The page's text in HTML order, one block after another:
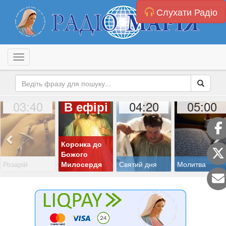
Слухати Радіо
Toggle navigation
03:40
Розарій
В ефірі
Коронка до
Божого
Милосердя
04:20
Святий дня
05:00
Молитва